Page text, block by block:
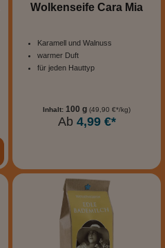
Wolkenseife Cara Mia
Karamell und Walnuss
warmer Duft
für jeden Hauttyp
Inhalt: 100 g (49,90 €*/kg)
Ab 4,99 €*